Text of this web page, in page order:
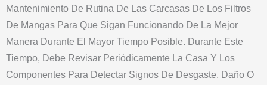
Mantenimiento De Rutina De Las Carcasas De Los Filtros
De Mangas Para Que Sigan Funcionando De La Mejor
Manera Durante El Mayor Tiempo Posible. Durante Este
Tiempo, Debe Revisar Periódicamente La Casa Y Los
Componentes Para Detectar Signos De Desgaste, Daño O